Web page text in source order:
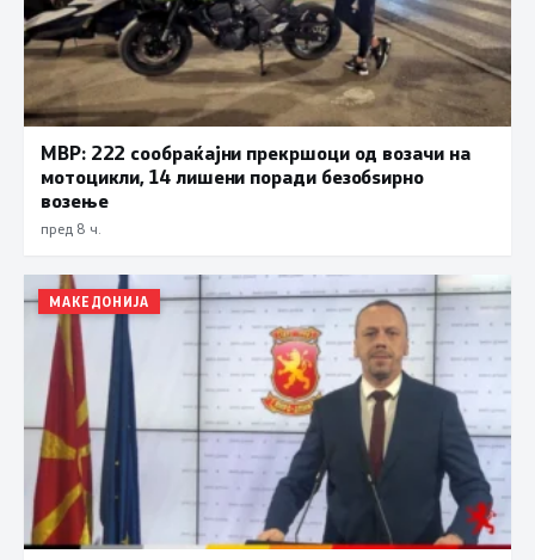
МВР: 222 сообраќајни прекршоци од возачи на
мотоцикли, 14 лишени поради безобѕирно
возење
пред 8 ч.
МАКЕДОНИЈА